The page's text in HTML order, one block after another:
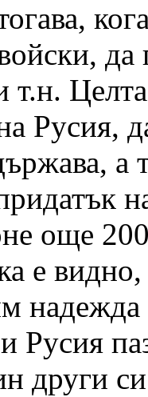
Русия,
а
още
е
Русия
други